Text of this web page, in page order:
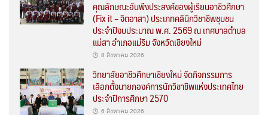
คุณลักษณะอันพึงประสงค์ของผู้เรียนอาชีวศึกษา
(Fix it – จิตอาสา) ประเภทคลินิกวิชาชีพชุมชน
ประจำปีงบประมาณ พ.ศ. 2569 ณ เทศบาลตำบล
แม่สา อำเภอแม่ริม จังหวัดเชียงใหม่
8 สิงหาคม 2026
วิทยาลัยอาชีวศึกษาเชียงใหม่ จัดกิจกรรมการ
เลือกตั้งนายกองค์การนักวิชาชีพแห่งประเทศไทย
ประจำปีการศึกษา 2570
6 สิงหาคม 2026